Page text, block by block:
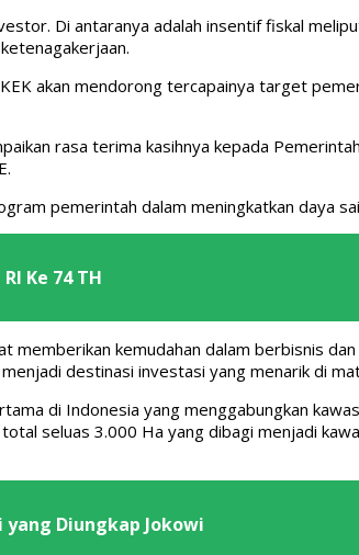
Di antaranya adalah insentif fiskal
akan mendorong tercapainya target
rasa terima kasihnya kepada
pemerintah dalam meningkatkan daya
Ke 74 TH
memberikan kemudahan dalam berbisnis
destinasi investasi yang menarik di
di Indonesia yang menggabungkan
seluas 3.000 Ha yang dibagi menjadi
yang Diungkap Jokowi